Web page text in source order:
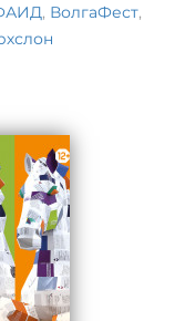
, ВолгаФест,